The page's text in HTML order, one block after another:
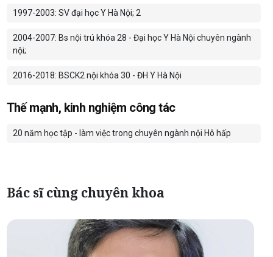
1997-2003: SV đại học Y Hà Nội; 2
2004-2007: Bs nội trú khóa 28 - Đại học Y Hà Nội chuyên ngành
nội;
2016-2018: BSCK2 nội khóa 30 - ĐH Y Hà Nội
Thế mạnh, kinh nghiệm công tác
20 năm học tập - làm việc trong chuyên ngành nội Hô hấp
Bác sĩ cùng chuyên khoa